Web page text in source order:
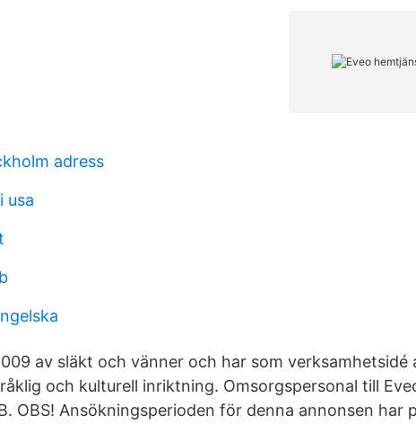
adress
usa
av släkt och vänner och har som verksamhetsidé
och kulturell inriktning. Omsorgspersonal till
OBS! Ansökningsperioden för denna annonsen har